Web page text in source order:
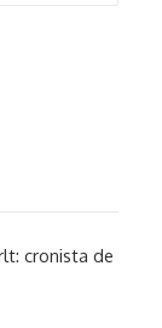
cronista de